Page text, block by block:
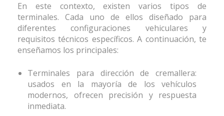
En este contexto, existen varios tipos de
terminales. Cada uno de ellos diseñado para
diferentes configuraciones vehiculares y
requisitos técnicos específicos. A continuación, te
enseñamos los principales:
Terminales para dirección
de cremallera:
usados en la mayoría de los vehículos
modernos, ofrecen precisión y respuesta
inmediata.